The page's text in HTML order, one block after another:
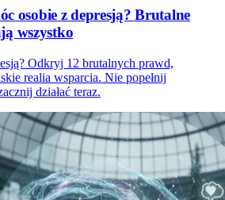
osobie z depresją? Brutalne
wszystko
Odkryj 12 brutalnych prawd,
realia wsparcia. Nie popełnij
działać teraz.